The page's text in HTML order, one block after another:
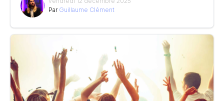
Par Guillaume Clément